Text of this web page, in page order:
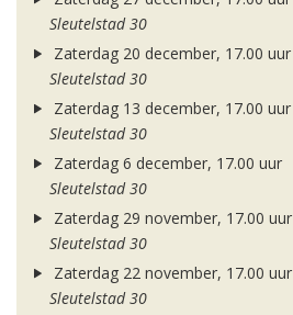
Sleutelstad 30
Zaterdag 20 december, 17.00 uur
Sleutelstad 30
Zaterdag 13 december, 17.00 uur
Sleutelstad 30
Zaterdag 6 december, 17.00 uur
Sleutelstad 30
Zaterdag 29 november, 17.00 uur
Sleutelstad 30
Zaterdag 22 november, 17.00 uur
Sleutelstad 30